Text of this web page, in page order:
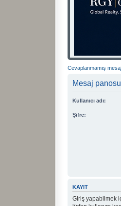
Cevaplanmamış
Mesaj
Kullanıcı adı:
Şifre:
KAYIT
Giriş yapabilmek